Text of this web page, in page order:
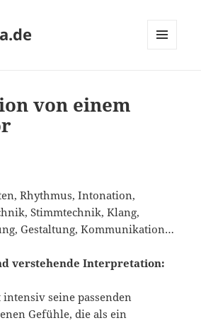
von einem
Rhythmus, Intonation,
Stimmtechnik, Klang,
Gestaltung, Kommunikation…
verstehende Interpretation:
seine passenden
Gefühle, die als ein